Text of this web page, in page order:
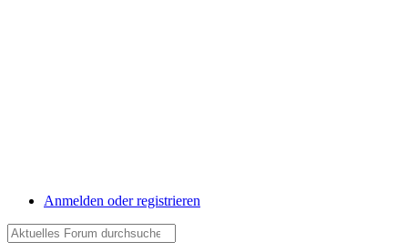
Anmelden oder registrieren